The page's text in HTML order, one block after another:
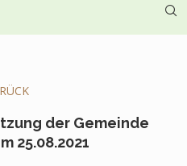
der Gemeinde
25.08.2021